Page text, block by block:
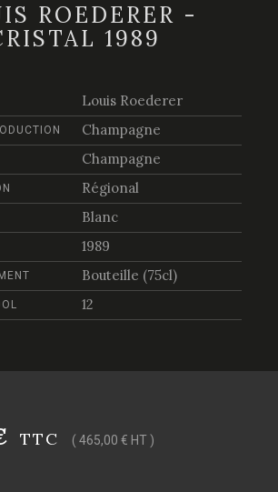
ROEDERER -
1989
Louis Roederer
Champagne
Champagne
Régional
Blanc
1989
Bouteille (75cl)
12
TTC ( 465,00 € HT )